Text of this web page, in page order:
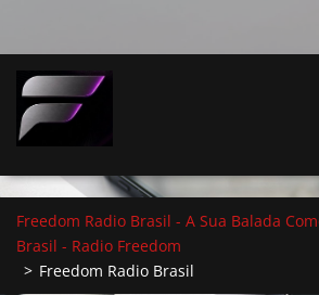
Freedom Radio Brasil - A Sua Balada
Brasil - Radio Freedom
> Freedom Radio Brasil